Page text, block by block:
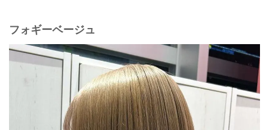
フォギーベージュ